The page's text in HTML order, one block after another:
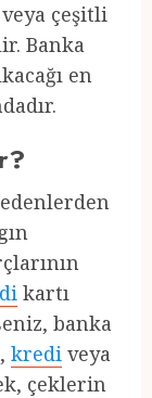
çeşitli
Banka
en
kartı
banka
kredi veya
çeklerin